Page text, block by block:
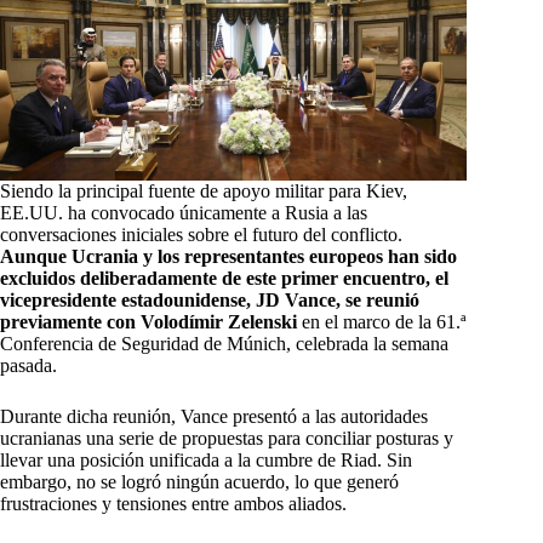
Siendo la principal fuente de apoyo militar para Kiev,
EE.UU. ha convocado únicamente a Rusia a las
conversaciones iniciales sobre el futuro del conflicto.
Aunque Ucrania y los representantes europeos han sido
excluidos deliberadamente de este primer encuentro, el
vicepresidente estadounidense, JD Vance, se reunió
previamente con Volodímir Zelenski en el marco de la 61.ª
Conferencia de Seguridad de Múnich, celebrada la semana
pasada.
Durante dicha reunión, Vance presentó a las autoridades
ucranianas una serie de propuestas para conciliar posturas y
llevar una posición unificada a la cumbre de Riad. Sin
embargo, no se logró ningún acuerdo, lo que generó
frustraciones y tensiones entre ambos aliados.